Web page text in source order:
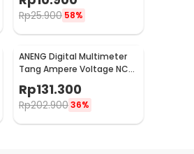
PT1005
Rp25.900 58%
ANENG Digital Multimeter
Tang Ampere Voltage NCV
Tester Clamp 600V - ST201
Rp131.300
Rp202.90036%